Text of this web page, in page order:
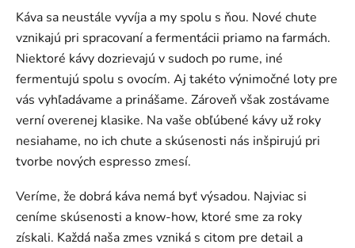
Káva sa neustále vyvíja a my spolu s ňou. Nové chute
vznikajú pri spracovaní a fermentácii priamo na farmách.
Niektoré kávy dozrievajú v sudoch po rume, iné
fermentujú spolu s ovocím. Aj takéto výnimočné loty pre
vás vyhľadávame a prinášame. Zároveň však zostávame
verní overenej klasike. Na vaše obľúbené kávy už roky
nesiahame, no ich chute a skúsenosti nás inšpirujú pri
tvorbe nových espresso zmesí.
Veríme, že dobrá káva nemá byť výsadou. Najviac si
ceníme skúsenosti a know-how, ktoré sme za roky
získali. Každá naša zmes vzniká s citom pre detail a